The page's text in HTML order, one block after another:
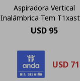
Aspiradora Vertical
Inalámbrica Tem
Escoba 150w Blanco
USD 95
USD 71